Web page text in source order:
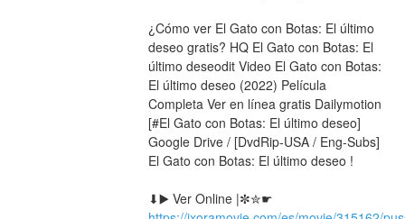
¿Cómo ver El Gato con Botas: El último
deseo gratis? HQ El Gato con Botas: El
último deseodit Video El Gato con Botas:
El último deseo (2022) Película
Completa Ver en línea gratis Dailymotion
[#El Gato con Botas: El último deseo]
Google Drive / [DvdRip-USA / Eng-Subs]
El Gato con Botas: El último deseo !